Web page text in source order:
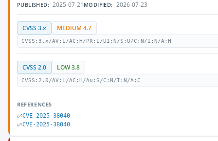
PUBLISHED: 2025-07-21 MODIFIED: 2026-07-23
CVSS 3.x MEDIUM 4.7
CVSS:3.x/AV:L/AC:H/PR:L/UI:N/S:U/C:N/I:N/A:H
CVSS 2.0 LOW 3.8
CVSS:2.0/AV:L/AC:H/Au:S/C:N/I:N/A:C
REFERENCES
CVE-2025-38040
CVE-2025-38040